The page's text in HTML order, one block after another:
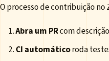
O processo de contribuição no
Abra um PRcom
CI automáticoroda